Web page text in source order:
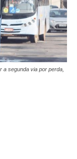
a segunda via por perda,